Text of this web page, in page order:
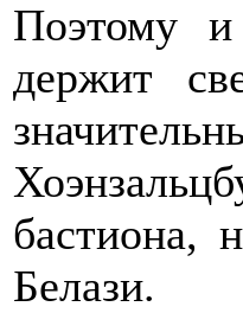
Поэтому и
держит
бастиона,
Белази.